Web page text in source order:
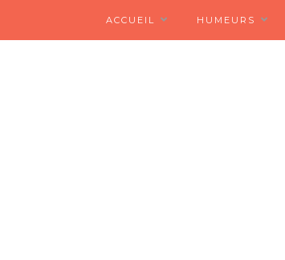
ACCUEIL HUMEURS